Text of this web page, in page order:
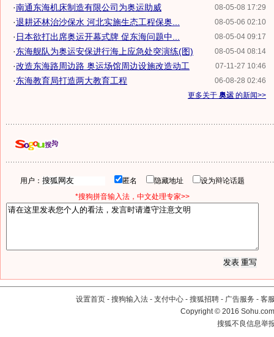
08-05-08 17:29
·南通东海机床制造有限公司为奥运助威
08-05-06 02:10
·退耕还林治沙保水 河北实施生态工程保奥...
08-05-04 09:17
· 日本欲打出席奥运开幕式牌 促东海问题中...
08-05-04 08:14
·东海舰队为奥运安保进行海上应急处突演练(图)
07-11-27 10:46
·改造东海路周边路 奥运场馆周边设施改造动工
06-08-28 02:46
·东海教育局打造两大教育工程
更多关于 奥运 的新闻>>
用户： 匿名 隐藏地址
设为辩论话题
*搜狗拼音输入法，中文处理专家>>
设置首页 - 搜狗输入法 - 支付中心 - 搜狐招聘 - 广告服务 - 客
Copyright©2016
搜狐不良信息举